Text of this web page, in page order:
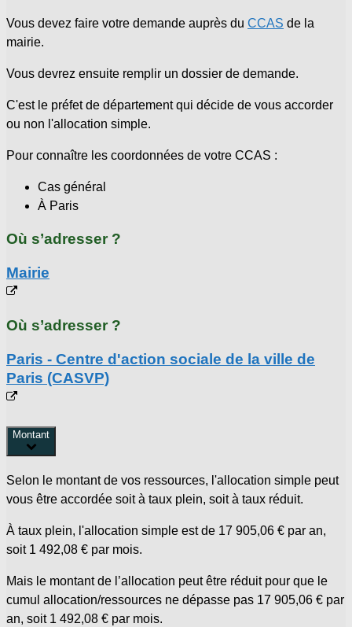
Vous devez faire votre demande auprès du CCAS de la
mairie.
Vous devrez ensuite remplir un dossier de demande.
C'est le préfet de département qui décide de vous accorder
ou non l'allocation simple.
Pour connaître les coordonnées de votre CCAS :
Cas général
À Paris
Où s’adresser ?
Mairie
Où s’adresser ?
Paris - Centre d'action sociale de la ville de
Paris (CASVP)
Montant
Selon le montant de vos ressources, l'allocation simple peut
vous être accordée soit à taux plein, soit à taux réduit.
À taux plein, l'allocation simple est de 17 905,06 € par an,
soit 1 492,08 € par mois.
Mais le montant de l’allocation peut être réduit pour que le
cumul allocation/ressources ne dépasse pas 17 905,06 € par
an, soit 1 492,08 € par mois.